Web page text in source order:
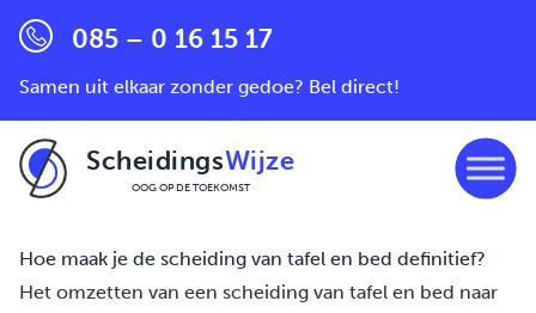
085 – 0 16 15 17
Samen uit elkaar zonder gedoe? Bel direct!
ScheidingsWijze
OOG OP DE TOEKOMST
Hoe maak je de scheiding van tafel en bed definitief?
Het omzetten van een scheiding van tafel en bed naar